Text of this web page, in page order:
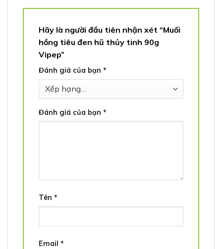
Hãy là người đầu tiên nhận xét “Muối
hồng tiêu đen hũ thủy tinh 90g
Vipep”
Đánh giá của bạn *
Đánh giá của bạn *
Tên *
Email *